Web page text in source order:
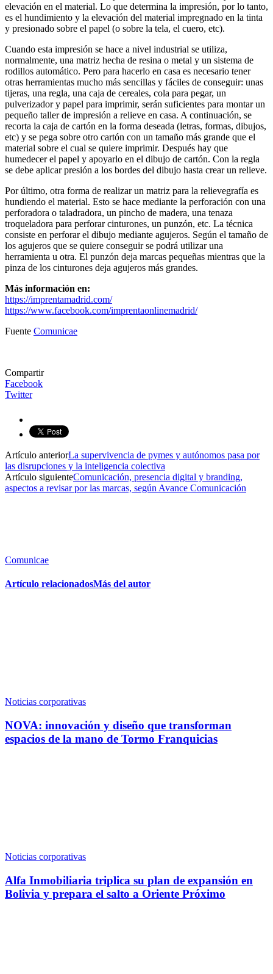
elevación en el material. Lo que determina la impresión, por lo tanto,
es el hundimiento y la elevación del material impregnado en la tinta
y presionado sobre el papel (o sobre la tela, el cuero, etc).
Cuando esta impresión se hace a nivel industrial se utiliza,
normalmente, una matriz hecha de resina o metal y un sistema de
rodillos automático. Pero para hacerlo en casa es necesario tener
otras herramientas mucho más sencillas y fáciles de conseguir: unas
tijeras, una regla, una caja de cereales, cola para pegar, un
pulverizador y papel para imprimir, serán suficientes para montar un
pequeño taller de impresión a relieve en casa. A continuación, se
recorta la caja de cartón en la forma deseada (letras, formas, dibujos,
etc) y se pega sobre otro cartón con un tamaño más grande que el
material sobre el cual se quiere imprimir. Después hay que
humedecer el papel y apoyarlo en el dibujo de cartón. Con la regla
se debe aplicar presión a los bordes del dibujo hasta crear un relieve.
Por último, otra forma de realizar un matriz para la relievegrafía es
hundiendo el material. Esto se hace mediante la perforación con una
perforadora o taladradora, un pincho de madera, una tenaza
troqueladora para perforar cinturones, un punzón, etc. La técnica
consiste en perforar el dibujo mediante agujeros. Según el tamaño de
los agujeros que se quiere conseguir se podrá utilizar una
herramienta u otra. El punzón deja marcas pequeñas mientras que la
pinza de los cinturones deja agujeros más grandes.
Más información en:
https://imprentamadrid.com/
https://www.facebook.com/imprentaonlinemadrid/
Fuente Comunicae
Compartir
Facebook
Twitter
Artículo anteriorLa supervivencia de pymes y autónomos pasa por
las disrupciones y la inteligencia colectiva
Artículo siguienteComunicación, presencia digital y branding,
aspectos a revisar por las marcas, según Avance Comunicación
Comunicae
Artículo relacionadosMás del autor
Noticias corporativas
NOVA: innovación y diseño que transforman
espacios de la mano de Tormo Franquicias
Noticias corporativas
Alfa Inmobiliaria triplica su plan de expansión en
Bolivia y prepara el salto a Oriente Próximo